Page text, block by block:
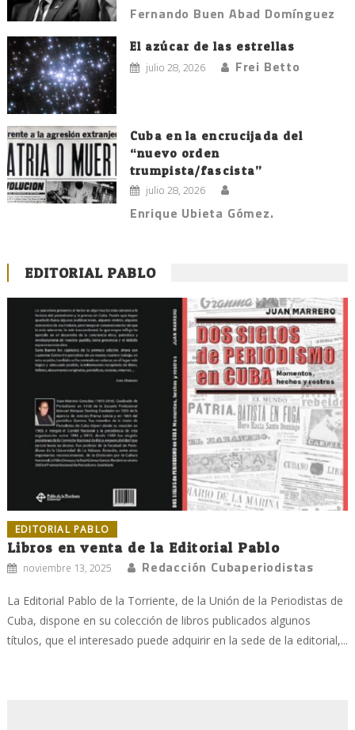
Fernando Buen Abad Domínguez
El azúcar de las estrellas
julio 28, 2026 Frei Betto
Cuba en la encrucijada del
“nuevo orden
trumpista/fascista”
julio 28, 2026
Enrique Ubieta Gómez.
EDITORIAL PABLO
EDITORIAL PABLO
Libros en venta de la Editorial Pablo
noviembre 13, 2025 Redacción Cubaperiodistas
La Editorial Pablo de la Torriente, de la Unión de la Periodistas de
Cuba, dispone en su colección de libros publicados algunos
títulos, que el interesado puede adquirir en la sede de la editorial,...